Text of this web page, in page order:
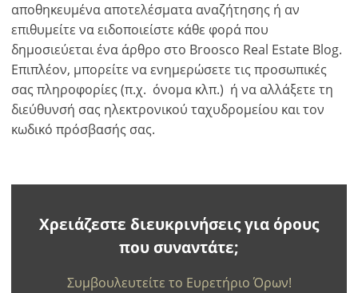
αποθηκευμένα αποτελέσματα αναζήτησης ή αν
επιθυμείτε να ειδοποιείστε κάθε φορά που
δημοσιεύεται ένα άρθρο στο Broosco Real Estate Blog.
Επιπλέον, μπορείτε να ενημερώσετε τις προσωπικές
σας πληροφορίες (π.χ. όνομα κλπ.) ή να αλλάξετε τη
διεύθυνσή σας ηλεκτρονικού ταχυδρομείου και τον
κωδικό πρόσβασής σας.
Χρειάζεστε διευκρινήσεις για όρους
που συναντάτε;
Συμβουλευτείτε το Ευρετήριο Όρων!